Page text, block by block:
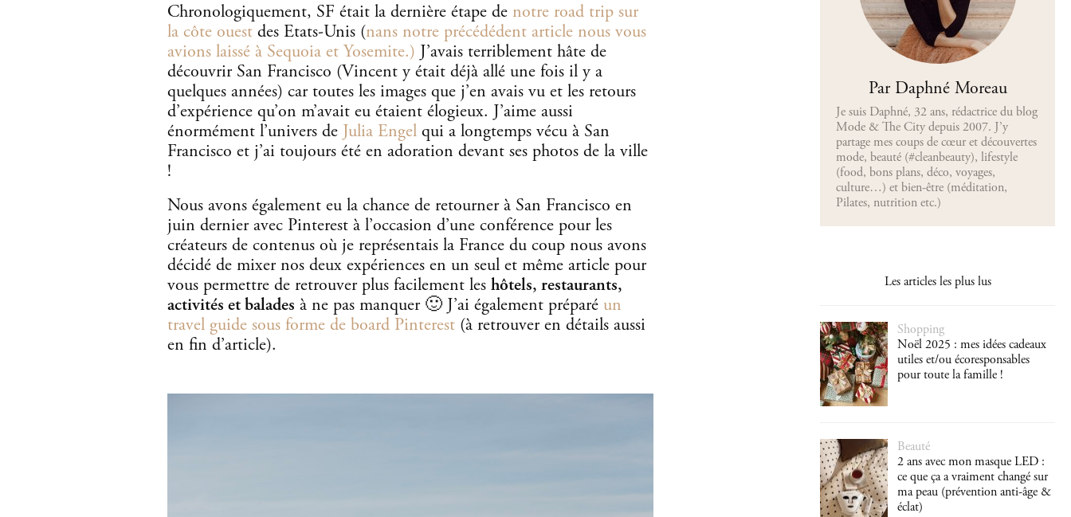
Chronologiquement, SF était la dernière étape de notre road trip sur
la côte ouestdes Etats-Unis (nans notre précédédent article nous vous
avions laissé à Sequoia et Yosemite.) J’avais terriblement hâte de
découvrir San Francisco (Vincent y était déjà allé une fois il y a
quelques années) car toutes les images que j’en avais vu et les retours
d’expérience qu’on m’avait eu étaient élogieux. J’aime aussi
énormément l’univers de Julia Engelqui a longtemps vécu à San
Francisco et j’ai toujours été en adoration devant ses photos de la ville
!
Nous avons également eu la chance de retourner à San Francisco en
juin dernier avec Pinterest à l’occasion d’une conférence pour les
créateurs de contenus où je représentais la France du coup nous avons
décidé de mixer nos deux expériences en un seul et même article pour
vous permettre de retrouver plus facilement les hôtels, restaurants,
activités et balades à ne pas manquer 🙂 J’ai également préparé un
travel guide sous forme de board Pinterest(à retrouver en détails aussi
en fin d’article).
Par Daphné Moreau
Je suis Daphné, 32 ans, rédactrice du blog
Mode & The City depuis 2007. J’y
partage mes coups de cœur et découvertes
mode, beauté (#cleanbeauty), lifestyle
(food, bons plans, déco, voyages,
culture…) et bien-être (méditation,
Pilates, nutrition etc.)
Les articles les plus lus
Shopping
Noël 2025 : mes idées cadeaux
utiles et/ou écoresponsables
pour toute la famille !
Beauté
2 ans avec mon masque LED :
ce que ça a vraiment changé sur
ma peau (prévention anti-âge &
éclat)